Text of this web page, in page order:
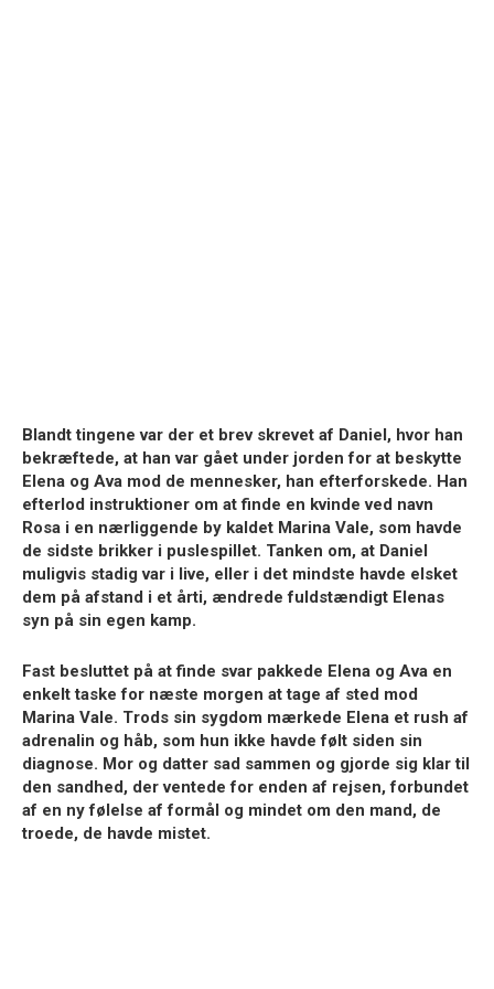
Blandt tingene var der et brev skrevet af Daniel, hvor han
bekræftede, at han var gået under jorden for at beskytte
Elena og Ava mod de mennesker, han efterforskede. Han
efterlod instruktioner om at finde en kvinde ved navn
Rosa i en nærliggende by kaldet Marina Vale, som havde
de sidste brikker i puslespillet. Tanken om, at Daniel
muligvis stadig var i live, eller i det mindste havde elsket
dem på afstand i et årti, ændrede fuldstændigt Elenas
syn på sin egen kamp.
Fast besluttet på at finde svar pakkede Elena og Ava en
enkelt taske for næste morgen at tage af sted mod
Marina Vale. Trods sin sygdom mærkede Elena et rush af
adrenalin og håb, som hun ikke havde følt siden sin
diagnose. Mor og datter sad sammen og gjorde sig klar til
den sandhed, der ventede for enden af rejsen, forbundet
af en ny følelse af formål og mindet om den mand, de
troede, de havde mistet.